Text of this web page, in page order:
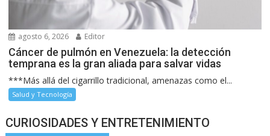
agosto 6, 2026 Editor
Cáncer de pulmón en Venezuela: la detección
temprana es la gran aliada para salvar vidas
***Más allá del cigarrillo tradicional, amenazas como el...
Salud y Tecnología
CURIOSIDADES Y ENTRETENIMIENTO